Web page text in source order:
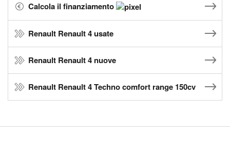
Calcola il finanziamento
Renault Renault 4 usate
Renault Renault 4 nuove
Renault Renault 4 Techno comfort range 150cv